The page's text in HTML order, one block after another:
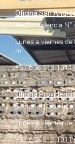
Oficina San
Av. Providencia N°
Lunes a viernes de
m.
+57 608 513 1011
Oficina
Sector el
Lunes a viernes
+57 608 513 1011